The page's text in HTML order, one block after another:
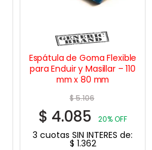
Espátula de Goma Flexible
para Enduir y Masillar – 110
mm x 80 mm
$5.106
$ 4.085 20% OFF
3 cuotas SIN INTERES de:
$ 1.362